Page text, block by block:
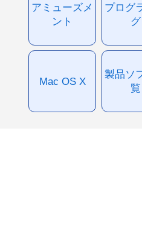
アミューズメ
ント
プログ
グ
Mac OS X
製品ソ
覧